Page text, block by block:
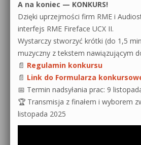
A na koniec — KONKURS!
Dzięki uprzejmości firm RME i
interfejs RME Fireface UCX II.
Wystarczy stworzyć krótki (do 1,5
muzyczny z tekstem nawiązującym
📄 Regulamin konkursu
📄 Link do Formularza
📅 Termin nadsyłania prac: 9
🏆 Transmisja z finałem i wyborem
listopada 2025